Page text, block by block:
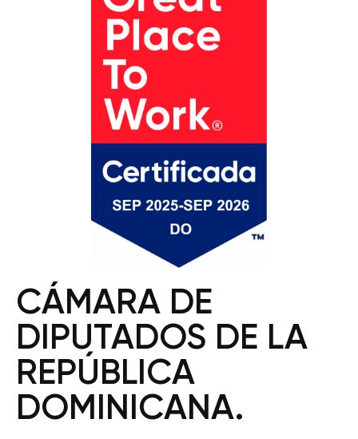
CÁMARA DE
DIPUTADOS DE LA
REPÚBLICA
DOMINICANA.